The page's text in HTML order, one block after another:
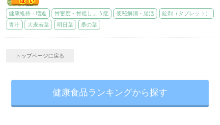
健康維持・増進 骨密度・骨粗しょう症 便秘解消・腸活
錠剤（タブレット）
青汁
大麦若葉 明日葉 桑の葉
トップページに戻る
健康食品ランキングから探す